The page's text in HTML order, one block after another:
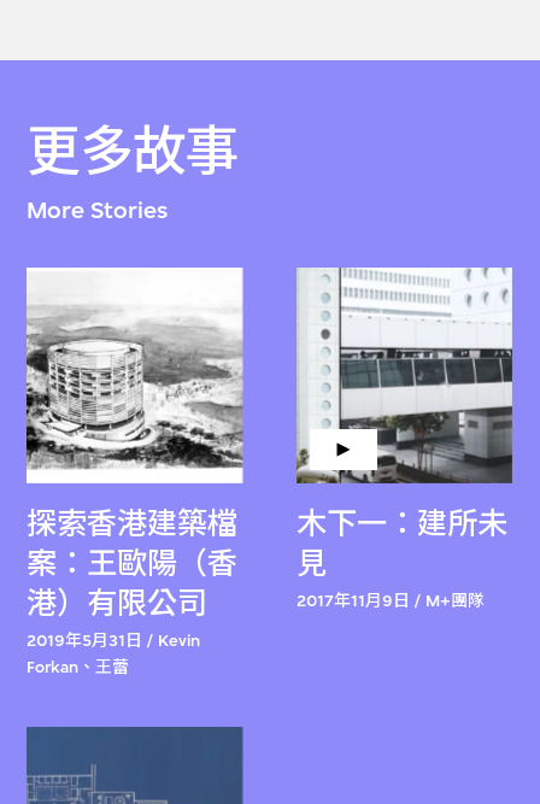
更多故事
More Stories
探索香港建築檔
案：王歐陽（香
港）有限公司
2019年5月31日 / Kevin
Forkan、王蕾
木下一：建所未
見
2017年11月9日 / M+團隊